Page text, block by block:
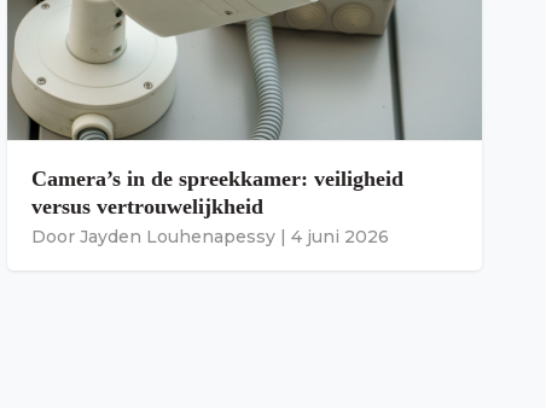
Camera’s in de spreekkamer: veiligheid
versus vertrouwelijkheid
Door Jayden Louhenapessy | 4 juni 2026